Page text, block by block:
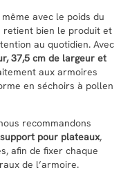
avec le poids du
retient bien le produit et
au quotidien. Avec
37,5 cm de largeur et
aux armoires
en séchoirs à pollen
recommandons
pour plateaux,
afin de fixer chaque
de l’armoire.